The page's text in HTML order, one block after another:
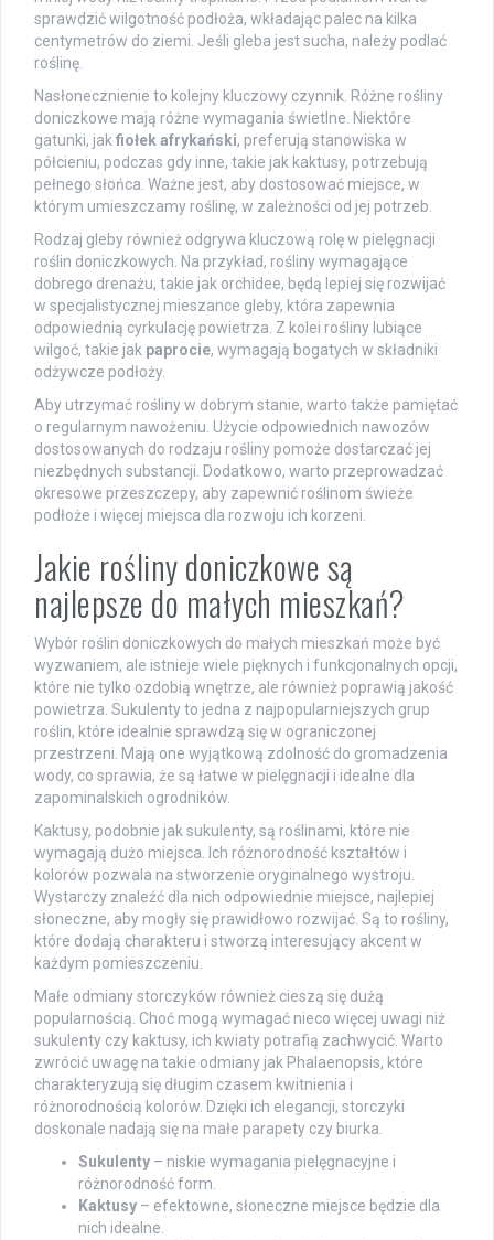
sprawdzić wilgotność podłoża, wkładając palec na kilka
centymetrów do ziemi. Jeśli gleba jest sucha, należy podlać
roślinę.
Nasłonecznienie to kolejny kluczowy czynnik. Różne rośliny
doniczkowe mają różne wymagania świetlne. Niektóre
gatunki, jakfiołek afrykański, preferują stanowiska w
półcieniu, podczas gdy inne, takie jak kaktusy, potrzebują
pełnego słońca. Ważne jest, aby dostosować miejsce, w
którym umieszczamy roślinę, w zależności od jej potrzeb.
Rodzaj gleby również odgrywa kluczową rolę w pielęgnacji
roślin doniczkowych. Na przykład, rośliny wymagające
dobrego drenażu, takie jak orchidee, będą lepiej się rozwijać
w specjalistycznej mieszance gleby, która zapewnia
odpowiednią cyrkulację powietrza. Z kolei rośliny lubiące
wilgoć, takie jak paprocie, wymagają bogatych w składniki
odżywcze podłoży.
Aby utrzymać rośliny w dobrym stanie, warto także pamiętać
o regularnym nawożeniu. Użycie odpowiednich nawozów
dostosowanych do rodzaju rośliny pomoże dostarczać jej
niezbędnych substancji. Dodatkowo, warto przeprowadzać
okresowe przeszczepy, aby zapewnić roślinom świeże
podłoże i więcej miejsca dla rozwoju ich korzeni.
Jakie rośliny doniczkowe są
najlepsze do małych mieszkań?
Wybór roślin doniczkowych do małych mieszkań może być
wyzwaniem, ale istnieje wiele pięknych i funkcjonalnych opcji,
które nie tylko ozdobią wnętrze, ale również poprawią jakość
powietrza. Sukulenty to jedna z najpopularniejszych grup
roślin, które idealnie sprawdzą się w ograniczonej
przestrzeni. Mają one wyjątkową zdolność do gromadzenia
wody, co sprawia, że są łatwe w pielęgnacji i idealne dla
zapominalskich ogrodników.
Kaktusy, podobnie jak sukulenty, są roślinami, które nie
wymagają dużo miejsca. Ich różnorodność kształtów i
kolorów pozwala na stworzenie oryginalnego wystroju.
Wystarczy znaleźć dla nich odpowiednie miejsce, najlepiej
słoneczne, aby mogły się prawidłowo rozwijać. Są to rośliny,
które dodają charakteru i stworzą interesujący akcent w
każdym pomieszczeniu.
Małe odmiany storczyków również cieszą się dużą
popularnością. Choć mogą wymagać nieco więcej uwagi niż
sukulenty czy kaktusy, ich kwiaty potrafią zachwycić. Warto
zwrócić uwagę na takie odmiany jak Phalaenopsis, które
charakteryzują się długim czasem kwitnienia i
różnorodnością kolorów. Dzięki ich elegancji, storczyki
doskonale nadają się na małe parapety czy biurka.
Sukulenty – niskie wymagania pielęgnacyjne i
różnorodność form.
Kaktusy – efektowne, słoneczne miejsce będzie dla
nich idealne.